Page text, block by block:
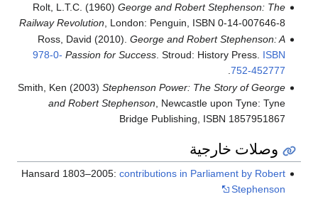
Rolt, L.T.C. (1960) George and Robert Stephenson: The
Railway Revolution , London: Penguin, ISBN 0-14-007646-8
Ross, David (2010). George and Robert Stephenson: A
Passion for Success. Stroud: History Press. ISBN
978-0-
752-452777
.
Smith, Ken (2003) Stephenson Power: The Story of George
and Robert Stephenson , Newcastle upon Tyne: Tyne
Bridge Publishing, ISBN 1857951867
وصلات خارجية
Hansard 1803–2005: contributions in Parliament by Robert
Stephenson